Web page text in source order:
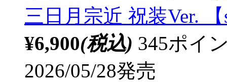
三日月宗近 祝装Ver.
¥6,900(税込) 345ポイ
2026/05/28発売